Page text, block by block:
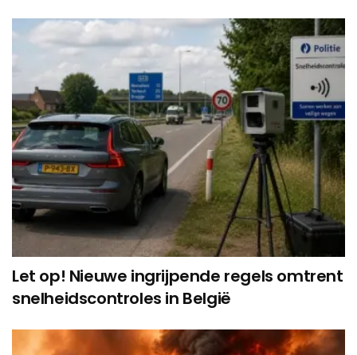
Let op! Nieuwe ingrijpende regels omtrent
snelheidscontroles in België